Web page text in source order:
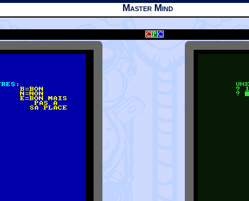
Master Mind